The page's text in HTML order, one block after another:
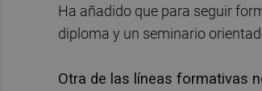
Ha añadido que para seguir
diploma y un seminario
Otra de las líneas formativas